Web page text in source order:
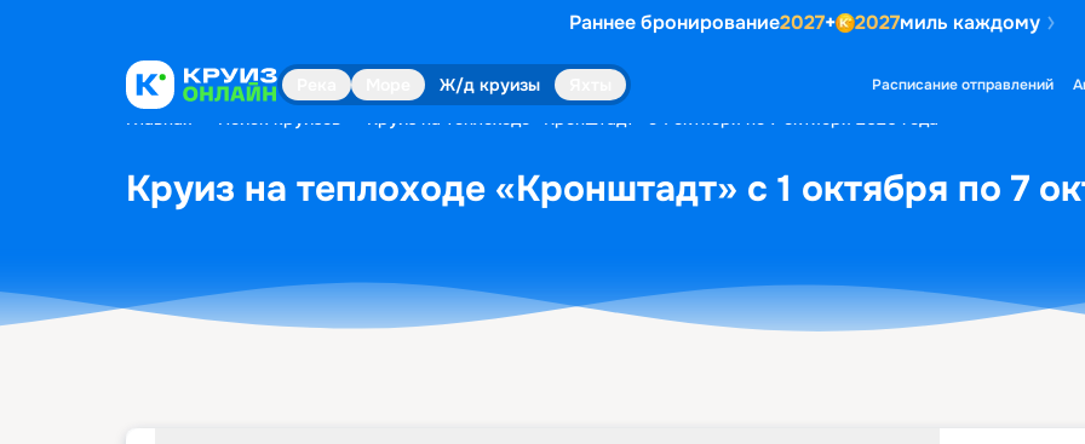
Раннее бронирование2027+ 2027миль каждому
Ж/д круизы Расписание отправлений
Главная Поиск круизов Круиз на теплоходе «Кронштадт» с 1 октября по 7 октября 2026 года
Круиз на теплоходе «Кронштадт» с 1 октября по 7